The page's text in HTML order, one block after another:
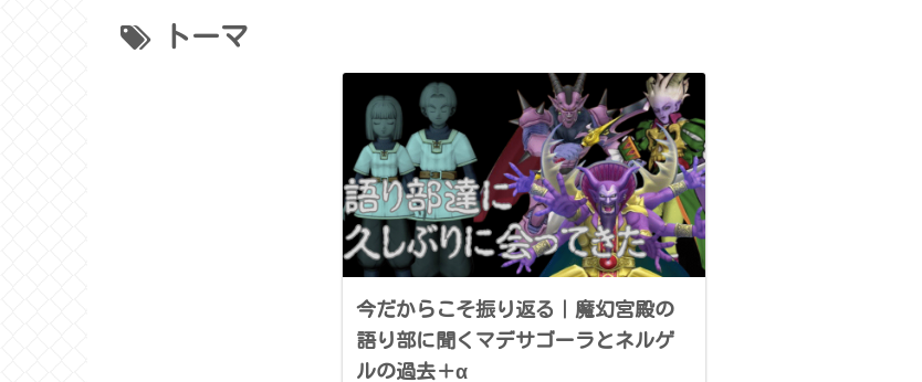
トーマ
今だからこそ振り返る｜魔幻宮殿の
語り部に聞くマデサゴーラとネルゲ
ルの過去＋α